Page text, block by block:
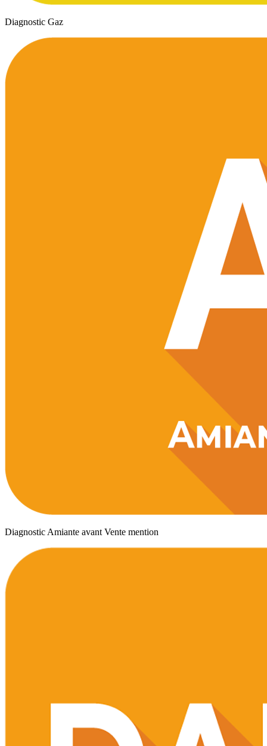
Diagnostic Gaz
Diagnostic Amiante avant Vente mention